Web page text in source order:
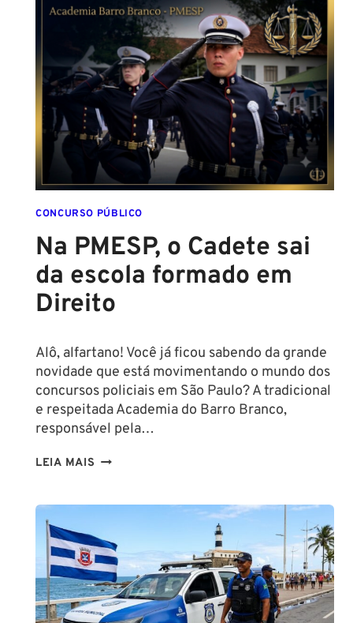
CONCURSO PÚBLICO
Na PMESP, o Cadete sai
da escola formado em
Direito
Alô, alfartano! Você já ficou sabendo da grande
novidade que está movimentando o mundo dos
concursos policiais em São Paulo? A tradicional
e respeitada Academia do Barro Branco,
responsável pela…
LEIA MAIS NA
SAI
DA
ESCOLA
FORMADO
EM